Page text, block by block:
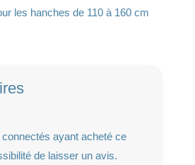
les hanches de 110 à 160 cm
ayant acheté ce
de laisser un avis.